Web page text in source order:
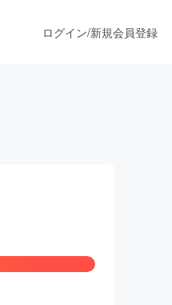
ログイン/新規会員登録